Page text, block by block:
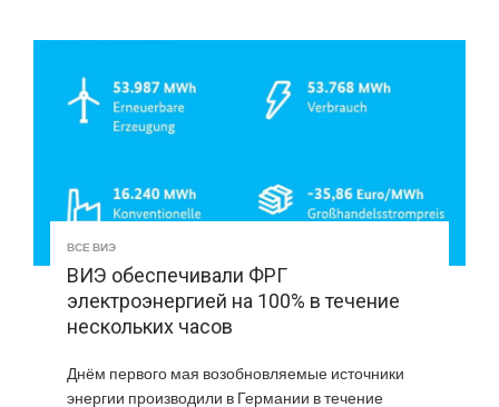
ВСЕ ВИЭ
ВИЭ обеспечивали ФРГ
электроэнергией на 100% в течение
нескольких часов
Днём первого мая возобновляемые источники
энергии производили в Германии в течение